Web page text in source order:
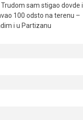
Trudom sam stigao dovde i
100 odsto na terenu –
i u Partizanu